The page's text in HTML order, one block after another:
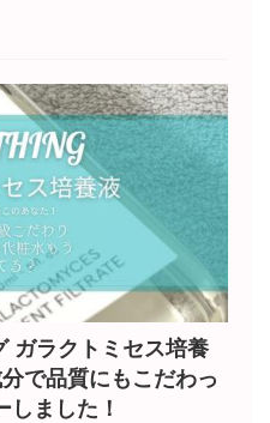
ガラクトミセス培養
で品質にもこだわっ
ました！